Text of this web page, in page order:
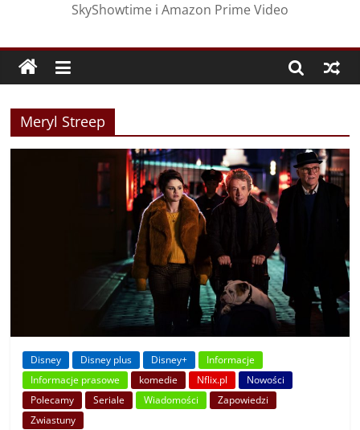
SkyShowtime i Amazon Prime Video
Meryl Streep
Disney Disney plus Disney+
Informacje
Informacje prasowe
komedie Nflix.pl
Nowości
Polecamy
Seriale Wiadomości
Zapowiedzi
Zwiastuny